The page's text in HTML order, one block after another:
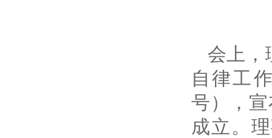
会上，
自律工
号），
成立。